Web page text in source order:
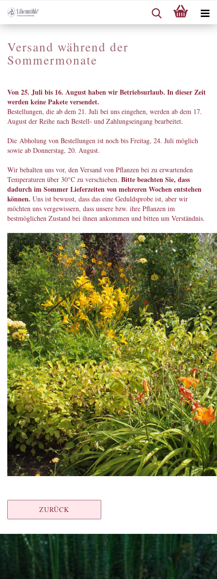
Versand während der
Sommermonate
Von 25. Juli bis 16. August haben wir Betriebsurlaub. In dieser Zeit
werden keine Pakete versendet.
Bestellungen, die ab dem 21. Juli bei uns eingehen, werden ab dem 17.
August der Reihe nach Bestell- und Zahlungseingang bearbeitet.
Die Abholung von Bestellungen ist noch bis Freitag, 24. Juli möglich
sowie ab Donnerstag, 20. August.
Wir behalten uns vor, den Versand von Pflanzen bei zu erwartenden
Temperaturen über 30°C zu verschieben. Bitte beachten Sie, dass
dadurch im Sommer Lieferzeiten von mehreren Wochen entstehen
können. Uns ist bewusst, dass das eine Geduldsprobe ist, aber wir
möchten uns vergewissern, dass unsere bzw. ihre Pflanzen im
bestmöglichen Zustand bei ihnen ankommen und bitten um Verständnis.
ZURÜCK